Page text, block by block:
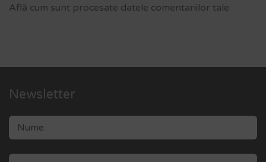
Află cum sunt procesate datele comentariilor tale.
Newsletter